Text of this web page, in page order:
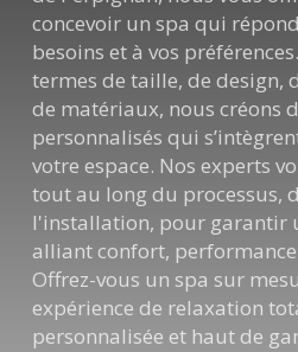
concevoir un spa qui
besoins et à vos
termes de taille, de design,
de matériaux, nous créons
personnalisés qui
votre espace. Nos experts
tout au long du processus,
l'installation, pour garantir
alliant confort,
Offrez-vous un spa sur
expérience de relaxation
personnalisée et haut de